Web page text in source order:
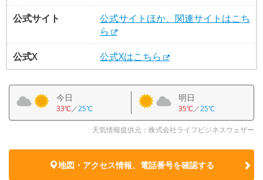
公式サイト
公式サイトほか、関連サイトはこち
ら
公式X
公式Xはこちら
今日
33℃／25℃
明日
35℃／25℃
天気情報提供元：株式会社ライフビジネスウェザー
地図・アクセス情報、電話番号を確認する